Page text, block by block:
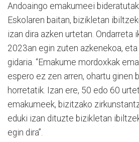
Andoaingo emakumeei
Eskolaren baitan, bizikletan
izan dira azken urtetan. Ondarreta
2023an egin zuten azkenekoa,
gidaria. “Emakume mordoxkak
espero ez zen arren, ohartu ginen
horretatik. Izan ere, 50 edo 60
emakumeek, bizitzako
eduki izan dituzte bizikletan
egin dira”.